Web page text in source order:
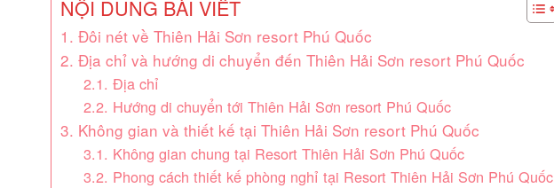
NỘI DUNG BÀI VIẾT
1. Đôi nét về Thiên Hải Sơn resort Phú Quốc
2. Địa chỉ và hướng di chuyển đến Thiên Hải Sơn resort Phú Quốc
2.1. Địa chỉ
2.2. Hướng di chuyển tới Thiên Hải Sơn resort Phú Quốc
3. Không gian và thiết kế tại Thiên Hải Sơn resort Phú Quốc
3.1. Không gian chung tại Resort Thiên Hải Sơn Phú Quốc
3.2. Phong cách thiết kế phòng nghỉ tại Resort Thiên Hải Sơn Phú Quốc